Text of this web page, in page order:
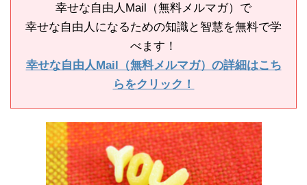
幸せな自由人Mail（無料メルマガ）で
幸せな自由人になるための知識と智慧を無料で学
べます！
幸せな自由人Mail（無料メルマガ）の詳細はこち
らをクリック！